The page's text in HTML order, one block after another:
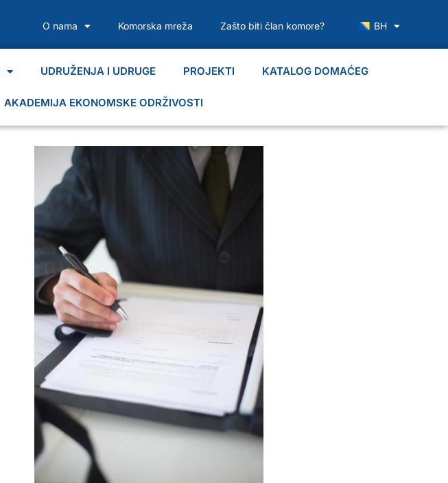
O nama Komorska mreža Zašto biti član komore? BH
UDRUŽENJA I UDRUGE PROJEKTI KATALOG DOMAĆEG
AKADEMIJA EKONOMSKE ODRŽIVOSTI